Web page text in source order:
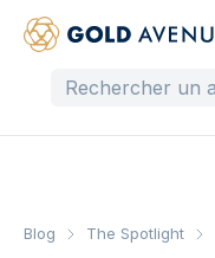
Blog The Spotlight